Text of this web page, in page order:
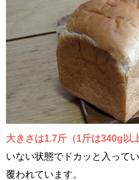
大きさは1.7斤（1斤は340g以
いない状態でドカッと入って
覆われています。